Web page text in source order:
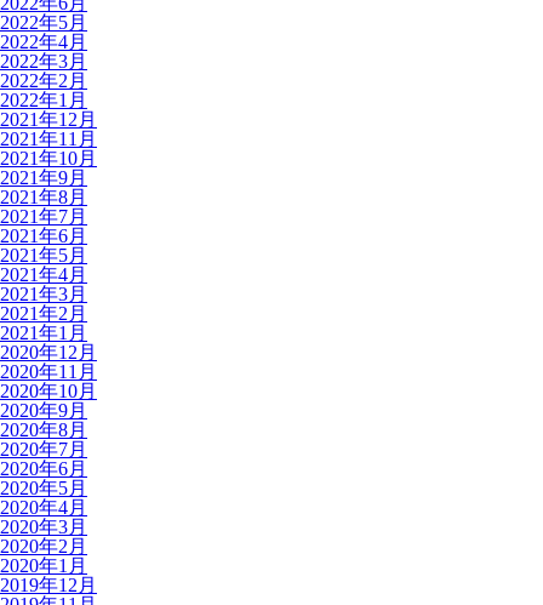
2022年5月
2022年4月
2022年3月
2022年2月
2022年1月
2021年12月
2021年11月
2021年10月
2021年9月
2021年8月
2021年7月
2021年6月
2021年5月
2021年4月
2021年3月
2021年2月
2021年1月
2020年12月
2020年11月
2020年10月
2020年9月
2020年8月
2020年7月
2020年6月
2020年5月
2020年4月
2020年3月
2020年2月
2020年1月
2019年12月